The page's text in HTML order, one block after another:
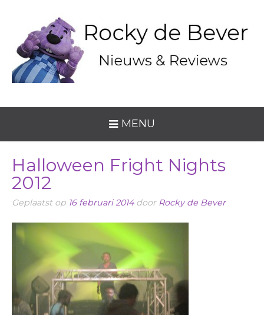
MENU
Halloween Fright Nights
2012
Geplaatst op 16 februari 2014door Rocky de Bever